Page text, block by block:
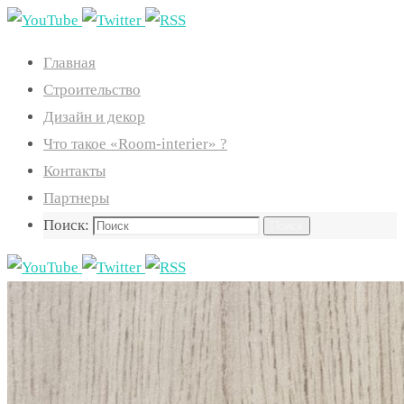
Главная
Строительство
Дизайн и декор
Что такое «Room-interier» ?
Контакты
Партнеры
Поиск: